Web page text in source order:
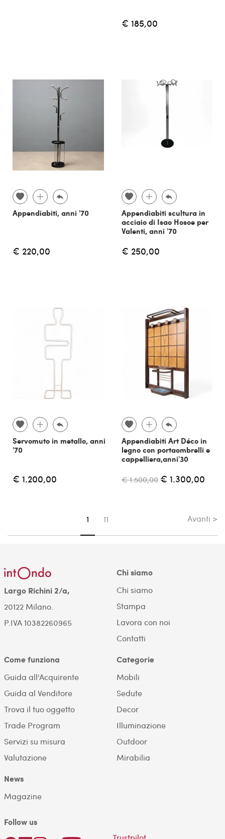
€ 185,00
Appendiabiti, anni '70
€ 220,00
Appendiabiti scultura in
acciaio di Isao Hosoe per
Valenti, anni '70
€ 250,00
Servomuto in metallo, anni
'70
€ 1.200,00
Appendiabiti Art Déco in
legno con portaombrelli e
cappelliera,anni'30
€ 1.500,00 € 1.300,00
Sei su pagina
1 11 Avanti >
Largo Richini 2/a,
20122 Milano.
P.IVA 10382260965
Chi siamo
Chi siamo
Stampa
Lavora con noi
Contatti
Come funziona
Guida all'Acquirente
Guida al Venditore
Trova il tuo oggetto
Trade Program
Servizi su misura
Valutazione
Categorie
Mobili
Sedute
Decor
Illuminazione
Outdoor
Mirabilia
News
Magazine
Follow us